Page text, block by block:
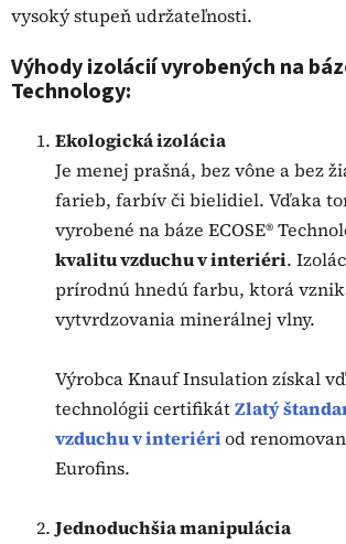
vysoký stupeň udržateľnosti.
Výhody izolácií vyrobených na
Technology:
Ekologická izolácia
Je menej prašná, bez vône a bez
farieb, farbív či bielidiel. Vďaka
vyrobené na báze ECOSE®
kvalitu vzduchu v interiéri.
prírodnú hnedú farbu, ktorá
vytvrdzovania minerálnej vlny.
Výrobca Knauf Insulation získal
technológii certifikátZlatý
vzduchu v interiériod
Eurofins.
Jednoduchšia manipulácia